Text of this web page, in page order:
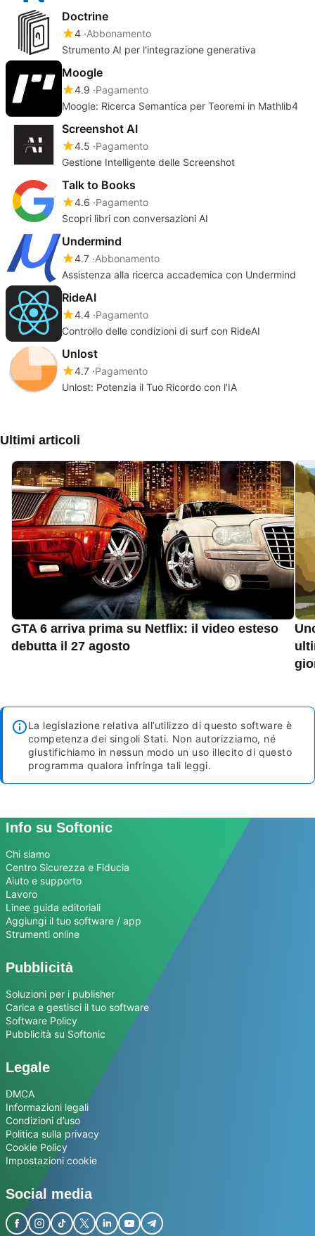
Doctrine
4 Abbonamento
Strumento AI per l'integrazione generativa
Moogle
4.9 Pagamento
Moogle: Ricerca Semantica per Teoremi in Mathlib4
Screenshot AI
4.5 Pagamento
Gestione Intelligente delle Screenshot
Talk to Books
4.6 Pagamento
Scopri libri con conversazioni AI
Undermind
4.7 Abbonamento
Assistenza alla ricerca accademica con Undermind
RideAI
4.4 Pagamento
Controllo delle condizioni di surf con RideAI
Unlost
4.7 Pagamento
Unlost: Potenzia il Tuo Ricordo con l'IA
Ultimi articoli
GTA 6 arriva prima su Netflix: il video esteso
debutta il 27 agosto
La legislazione relativa all’utilizzo di questo software è
competenza dei singoli Stati. Non autorizziamo, né
giustifichiamo in nessun modo un uso illecito di questo
programma qualora infringa tali leggi.
Info su Softonic
Chi siamo
Centro Sicurezza e Fiducia
Aiuto e supporto
Lavoro
Linee guida editoriali
Aggiungi il tuo software / app
Strumenti online
Pubblicità
Soluzioni per i publisher
Carica e gestisci il tuo software
Software Policy
Pubblicità su Softonic
Legale
DMCA
Informazioni legali
Condizioni d’uso
Politica sulla privacy
Cookie Policy
Impostazioni cookie
Social media